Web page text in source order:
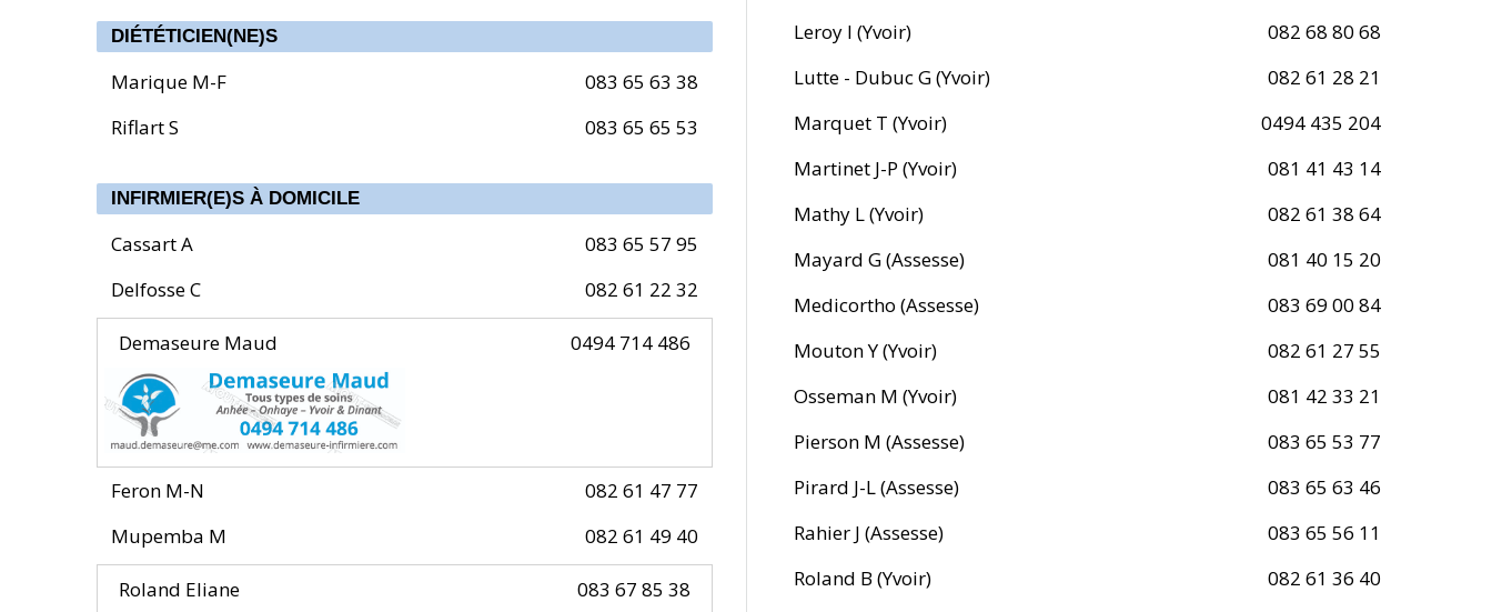
DIÉTÉTICIEN(NE)S
Marique M-F
083 65 63 38
Riflart S
083 65 65 53
INFIRMIER(E)S À DOMICILE
Cassart A
083 65 57 95
Delfosse C
082 61 22 32
Demaseure Maud 0494 714 486
Feron M-N
082 61 47 77
Mupemba M
082 61 49 40
Roland Eliane 083 67 85 38
Leroy I (Yvoir)
082 68 80 68
Lutte - Dubuc G (Yvoir)
082 61 28 21
Marquet T (Yvoir)
0494 435 204
Martinet J-P (Yvoir)
081 41 43 14
Mathy L (Yvoir)
082 61 38 64
Mayard G (Assesse)
081 40 15 20
Medicortho (Assesse)
083 69 00 84
Mouton Y (Yvoir)
082 61 27 55
Osseman M (Yvoir)
081 42 33 21
Pierson M (Assesse)
083 65 53 77
Pirard J-L (Assesse)
083 65 63 46
Rahier J (Assesse)
083 65 56 11
Roland B (Yvoir)
082 61 36 40